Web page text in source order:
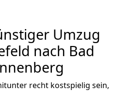
Umzug
nach Bad
recht kostspielig sein,